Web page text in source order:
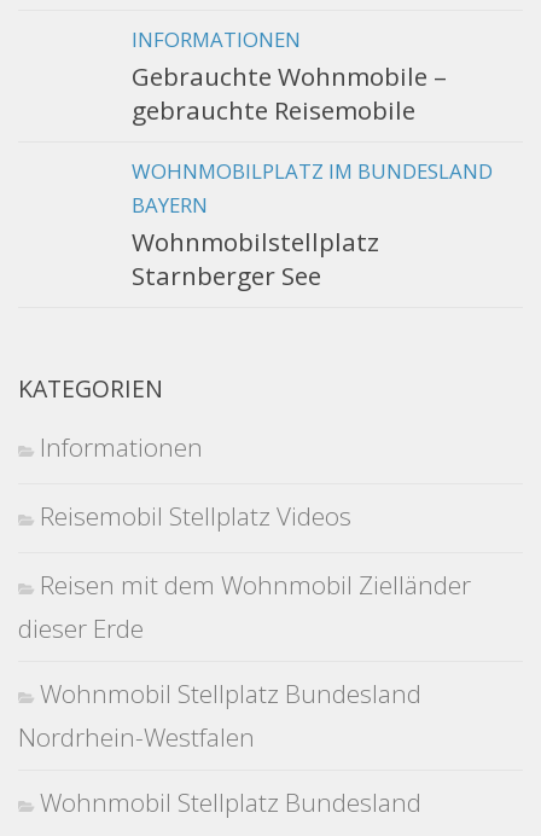
INFORMATIONEN
Gebrauchte Wohnmobile –
gebrauchte Reisemobile
WOHNMOBILPLATZ IM BUNDESLAND
BAYERN
Wohnmobilstellplatz
Starnberger See
KATEGORIEN
Informationen
Reisemobil Stellplatz Videos
Reisen mit dem Wohnmobil Zielländer
dieser Erde
Wohnmobil Stellplatz Bundesland
Nordrhein-Westfalen
Wohnmobil Stellplatz Bundesland